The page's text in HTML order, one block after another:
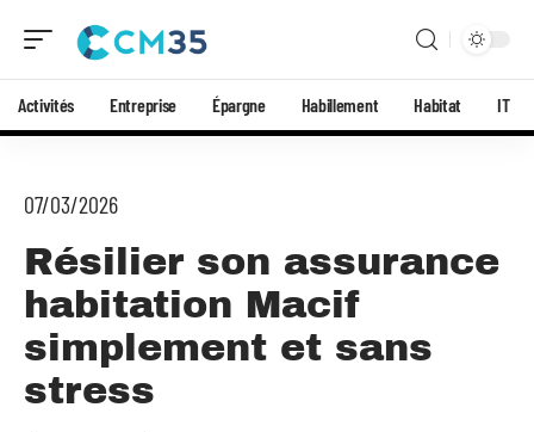
Activités Entreprise Épargne Habillement Habitat IT
07/03/2026
Résilier son assurance
habitation Macif
simplement et sans
stress